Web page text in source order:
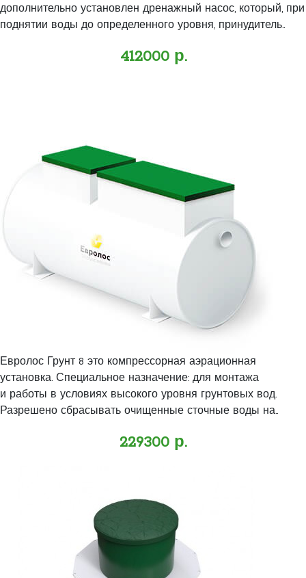
дополнительно установлен дренажный насос, который, при
поднятии воды до определенного уровня, принудитель..
412000 р.
Евролос Грунт 8 это компрессорная аэрационная
установка. Специальное назначение: для монтажа
и работы в условиях высокого уровня грунтовых вод.
Разрешено сбрасывать очищенные сточные воды на..
229300 р.